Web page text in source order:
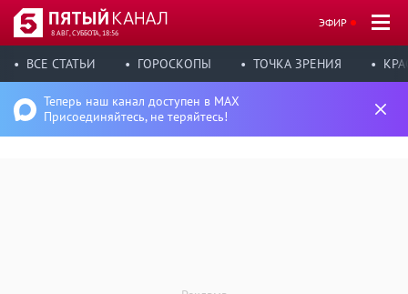
8 АВГ, СУББОТА, 18:56
ЭФИР
ВСЕ СТАТЬИ ГОРОСКОПЫ ТОЧКА ЗРЕНИЯ
Теперь наш канал доступен в MAX
Присоединяйтесь, не теряйтесь!